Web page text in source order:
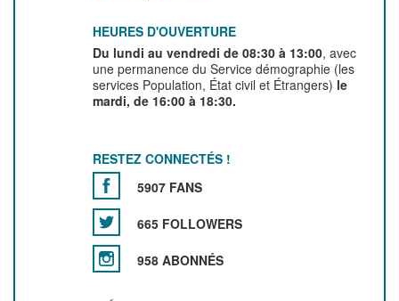
HEURES D'OUVERTURE
Du lundi au vendredi de 08:30 à 13:00, avec
une permanence du Service démographie (les
services Population, État civil et Étrangers) le
mardi, de 16:00 à 18:30.
RESTEZ CONNECTÉS !
5907 FANS
665 FOLLOWERS
958 ABONNÉS